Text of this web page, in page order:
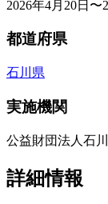
2026年4月20日〜
都道府県
石川県
実施機関
公益財団法人石
詳細情報